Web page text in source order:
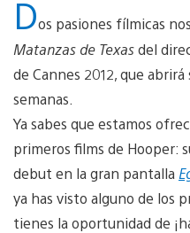
Dos pasiones fílmicas
Matanzas de Texasdel
de Cannes 2012, que
semanas.
Ya sabes que estamos
primeros films de Hooper:
debut en la gran pantalla
ya has visto alguno de los
tienes la oportunidad de